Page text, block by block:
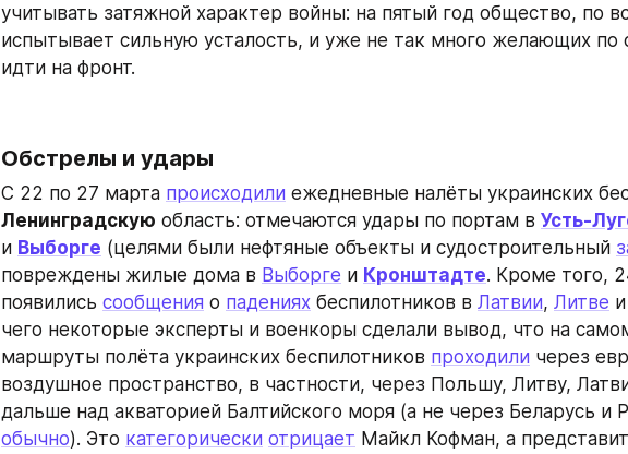
учитывать затяжной характер войны: на пятый год общество, по
испытывает сильную усталость, и уже не так много желающих по
идти на фронт.
Обстрелы и удары
С 22 по 27 марта происходили
Ленинградскую область: отмечаются удары по портам в Усть-
и Выборге (целями были нефтяные объекты и судостроительный
повреждены жилые дома в Выборге и Кронштадте. Кроме того,
появились сообщения о падениях беспилотников в Латвии, Литве и
чего некоторые эксперты и военкоры сделали вывод, что на
маршруты полёта украинских беспилотников проходили через
воздушное пространство, в частности, через Польшу, Литву,
обычно). Это категорически отрицает